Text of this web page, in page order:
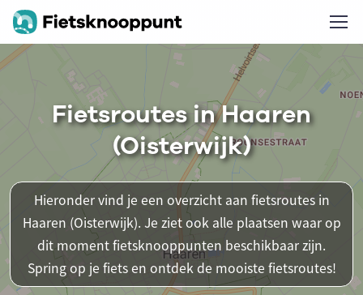
Fietsroutes in Haaren
(Oisterwijk)
Hieronder vind je een overzicht aan fietsroutes in
Haaren (Oisterwijk). Je ziet ook alle plaatsen waar op
dit moment fietsknooppunten beschikbaar zijn.
Spring op je fiets en ontdek de mooiste fietsroutes!